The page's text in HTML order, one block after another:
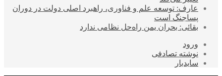
عارف: توسعه علم و فناوری، راهبرد اصلی دولت در دوران
پساجنگ است
بقائی: بحران یمن راه‌حل نظامی ندارد
ورود
نوشته تصادفی
سایدبار